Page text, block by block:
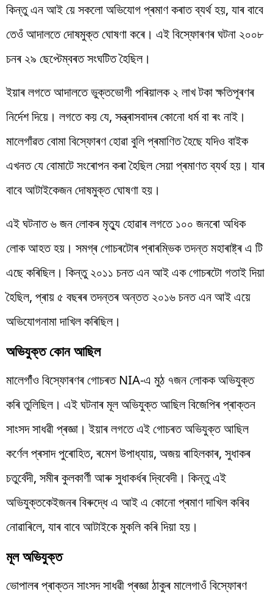
কিন্তু এন আই য়ে সকলো অভিযোগ প্ৰমাণ কৰাত ব্যৰ্থ হয়, যাৰ বাবে
তেওঁ আদালতে দোষমুক্ত ঘোষণা কৰে। এই বিস্ফোৰণৰ ঘটনা ২০০৮
চনৰ ২৯ ছেপ্টেম্বৰত সংঘটিত হৈছিল।
ইয়াৰ লগতে আদালতে ভুক্তভোগী পৰিয়ালক ২ লাখ টকা ক্ষতিপূৰণৰ
নিৰ্দেশ দিয়ে। লগতে কয় যে, সন্ত্ৰাসবাদৰ কোনো ধৰ্ম বা ৰং নাই।
মালেগাঁৱত বোমা বিস্ফোৰণ হোৱা বুলি প্ৰমাণিত হৈছে যদিও বাইক
এখনত যে বোমাটে সংৰোপন কৰা হৈছিল সেয়া প্ৰমাণত ব্যৰ্থ হয়। যাৰ
বাবে আটাইকেজন দোষমুক্ত ঘোষণা হয়।
এই ঘটনাত ৬ জন লোকৰ মৃত্যু হোৱাৰ লগতে ১০০ জনৰো অধিক
লোক আহত হয়। সমগ্ৰ গোচৰটোৰ প্ৰাৰম্ভিক তদন্ত মহাৰাষ্ট্ৰ এ টি
এছে কৰিছিল। কিন্তু ২০১১ চনত এন আই এক গোচৰটো গতাই দিয়া
হৈছিল, প্ৰায় ৫ বছৰৰ তদন্তৰ অন্তত ২০১৬ চনত এন আই এয়ে
অভিযোগনামা দাখিল কৰিছিল।
অভিযুক্ত কোন আছিল
মালেগাঁঁও বিস্ফোৰণৰ গোচৰত NIA-এ মুঠ ৭জন লোকক অভিযুক্ত
কৰি তুলিছিল। এই ঘটনাৰ মূল অভিযুক্ত আছিল বিজেপিৰ প্ৰাক্তন
সাংসদ সাধৱী প্ৰজ্ঞা। ইয়াৰ লগতে এই গোচৰত অভিযুক্ত আছিল
কৰ্ণেল প্ৰসাদ পুৰোহিত, ৰমেশ উপাধ্যায়, অজয় ৰাহিলকাৰ, সুধাকৰ
চতুৰ্বেদী, সমীৰ কুলকাৰ্ণী আৰু সুধাকৰ্ধৰ দ্বিবেদী। কিন্তু এই
অভিযুক্তকেইজনৰ বিৰুদ্ধে এ আই এ কোনো প্ৰমাণ দাখিল কৰিব
নোৱাৰিলে, যাৰ বাবে আটাইকে মুকলি কৰি দিয়া হয়।
মূল অভিযুক্ত
ভোপালৰ প্ৰাক্তন সাংসদ সাধৱী প্ৰজ্ঞা ঠাকুৰ মালেগাওঁ বিস্ফোৰণ